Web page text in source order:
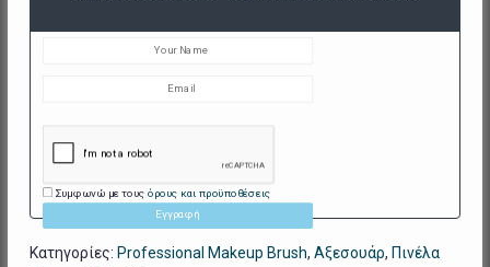
Συμφωνώ με τους όρους και προϋποθέσεις
Εγγραφή
Κατηγορίες: Professional Makeup Brush, Αξεσουάρ, Πινέλα